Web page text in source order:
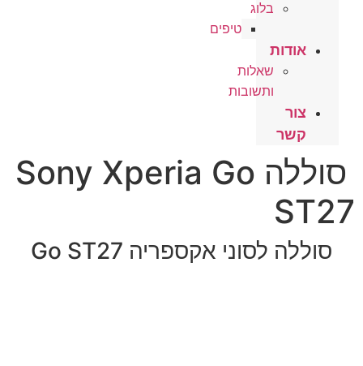
בלוג
טיפים
אודות
שאלות
ותשובות
צור
קשר
סוללה Sony Xperia Go
ST27
סוללה לסוני אקספריה Go ST27